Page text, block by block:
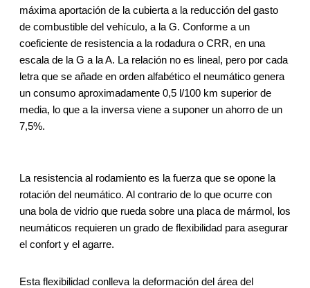
máxima aportación de la cubierta a la reducción del gasto
de combustible del vehículo, a la G. Conforme a un
coeficiente de resistencia a la rodadura o CRR, en una
escala de la G a la A. La relación no es lineal, pero por cada
letra que se añade en orden alfabético el neumático genera
un consumo aproximadamente 0,5 l/100 km superior de
media, lo que a la inversa viene a suponer un ahorro de un
7,5%.
La resistencia al rodamiento es la fuerza que se opone la
rotación del neumático. Al contrario de lo que ocurre con
una bola de vidrio que rueda sobre una placa de mármol, los
neumáticos requieren un grado de flexibilidad para asegurar
el confort y el agarre.
Esta flexibilidad conlleva la deformación del área del